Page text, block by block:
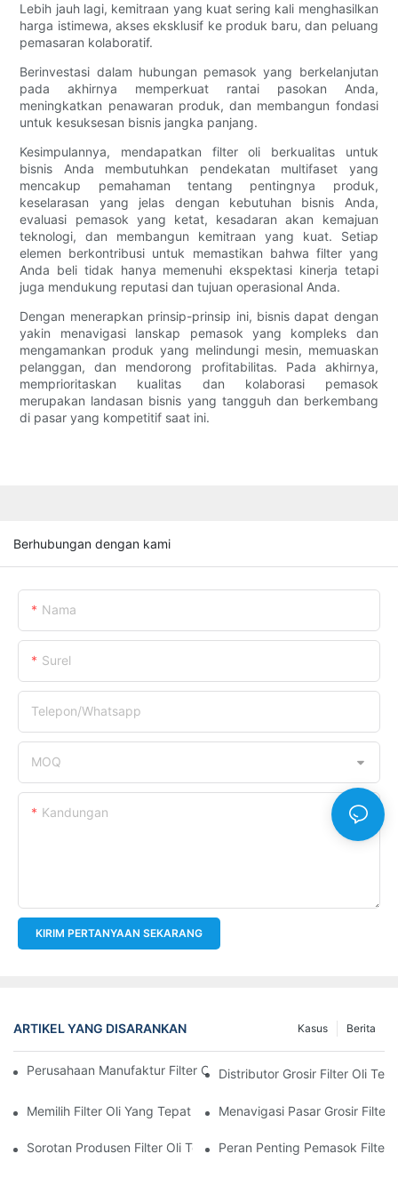
Lebih jauh lagi, kemitraan yang kuat sering kali menghasilkan
harga istimewa, akses eksklusif ke produk baru, dan peluang
pemasaran kolaboratif.
Berinvestasi dalam hubungan pemasok yang berkelanjutan
pada akhirnya memperkuat rantai pasokan Anda,
meningkatkan penawaran produk, dan membangun fondasi
untuk kesuksesan bisnis jangka panjang.
Kesimpulannya, mendapatkan filter oli berkualitas untuk
bisnis Anda membutuhkan pendekatan multifaset yang
mencakup pemahaman tentang pentingnya produk,
keselarasan yang jelas dengan kebutuhan bisnis Anda,
evaluasi pemasok yang ketat, kesadaran akan kemajuan
teknologi, dan membangun kemitraan yang kuat. Setiap
elemen berkontribusi untuk memastikan bahwa filter yang
Anda beli tidak hanya memenuhi ekspektasi kinerja tetapi
juga mendukung reputasi dan tujuan operasional Anda.
Dengan menerapkan prinsip-prinsip ini, bisnis dapat dengan
yakin menavigasi lanskap pemasok yang kompleks dan
mengamankan produk yang melindungi mesin, memuaskan
pelanggan, dan mendorong profitabilitas. Pada akhirnya,
memprioritaskan kualitas dan kolaborasi pemasok
merupakan landasan bisnis yang tangguh dan berkembang
di pasar yang kompetitif saat ini.
Berhubungan dengan kami
Nama
Surel
Telepon/whatsapp
MOQ
Kandungan
KIRIM PERTANYAAN SEKARANG
ARTIKEL YANG DISARANKAN Berita
Kasus
Perusahaan Manufaktur Filter Oli Teratas: Tinjauan
Distributor Grosir Filter Oli
Memilih Filter Oli Yang Tepat Untuk Model Kendaraan Anda:
Menavigasi Pasar Grosir Filter
Sorotan Produsen Filter Oli Terkemuka Dan Inovasi Mereka
Peran Penting Pemasok Filter